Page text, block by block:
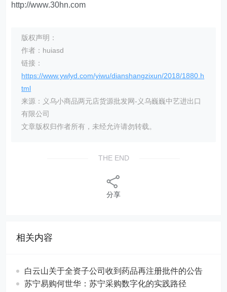
http://www.30hn.com
版权声明：
作者：huiasd
链接：
https://www.ywlyd.com/yiwu/dianshangzixun/2018/1880.h
tml
来源：义乌小商品两元店货源批发网-义乌巍巍中艺进出口
有限公司
文章版权归作者所有，未经允许请勿转载。
THE END
分享
相关内容
白云山关于全资子公司收到药品再注册批件的公告
苏宁易购何世华：苏宁采购数字化的实践路径